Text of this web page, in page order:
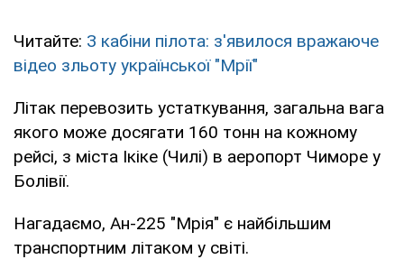
Читайте: З кабіни пілота: з'явилося вражаюче
відео зльоту української "Мрії"
Літак перевозить устаткування, загальна вага
якого може досягати 160 тонн на кожному
рейсі, з міста Ікіке (Чилі) в аеропорт Чиморе у
Болівії.
Нагадаємо, Ан-225 "Мрія" є найбільшим
транспортним літаком у світі.